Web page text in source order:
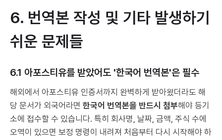
6. 번역본 작성 및 기타 발생하기
쉬운 문제들
6.1 아포스티유를 받았어도 '한국어 번역본'은 필수
해외에서 아포스티유 인증서까지 완벽하게 받아왔더라도 해
당 문서가 외국어라면 한국어 번역본을 반드시 첨부해야 등기
소에 접수할 수 있습니다. 특히 회사명, 날짜, 금액, 주식 수에
오역이 있으면 보정 명령이 내려져 처음부터 다시 시작해야 하